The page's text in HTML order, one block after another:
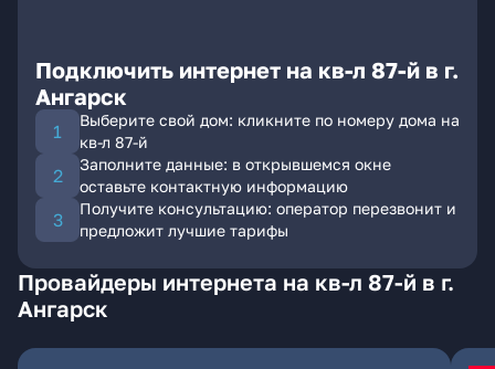
Подключить интернет на кв-л 87-й в г.
Ангарск
Выберите свой дом: кликните по номеру дома на
кв-л 87-й
Заполните данные: в открывшемся окне
оставьте контактную информацию
Получите консультацию: оператор перезвонит и
предложит лучшие тарифы
Провайдеры интернета на кв-л 87-й в г.
Ангарск